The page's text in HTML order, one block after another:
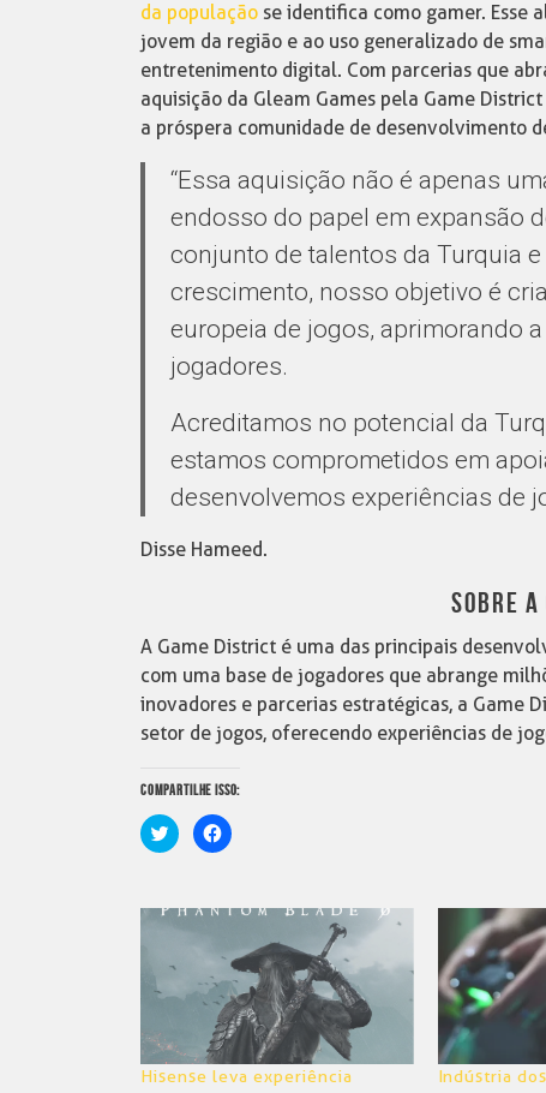
da população se identifica como gamer. Esse
jovem da região e ao uso generalizado de
entretenimento digital. Com parcerias que
aquisição da Gleam Games pela Game
a próspera comunidade de desenvolvimento
“Essa aquisição não é apenas
endosso do papel em expansão
conjunto de talentos da Turquia
crescimento, nosso objetivo é
europeia de jogos, aprimorando
jogadores.
Acreditamos no potencial da
estamos comprometidos em
desenvolvemos experiências de
Disse Hameed.
SOBRE
A Game District é uma das principais
com uma base de jogadores que abrange
inovadores e parcerias estratégicas, a Game
setor de jogos, oferecendo experiências de
COMPARTILHE ISSO:
Clique
para
em
Clique
para
em
janela)
Hisense leva experiência
Indústria